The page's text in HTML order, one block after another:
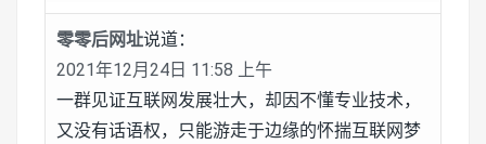
零零后网址说道：
2021年12月24日 11:58 上午
一群见证互联网发展壮大，却因不懂专业技术，
又没有话语权，只能游走于边缘的怀揣互联网梦